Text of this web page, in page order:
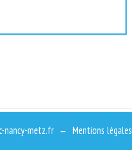
nancy-metz.fr Mentions légales